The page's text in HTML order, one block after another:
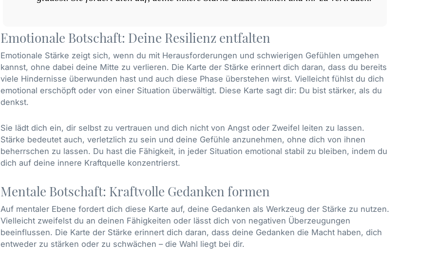
Emotionale Botschaft: Deine Resilienz entfalten
Emotionale Stärke zeigt sich, wenn du mit Herausforderungen und schwierigen Gefühlen umgehen
kannst, ohne dabei deine Mitte zu verlieren. Die Karte der Stärke erinnert dich daran, dass du bereits
viele Hindernisse überwunden hast und auch diese Phase überstehen wirst. Vielleicht fühlst du dich
emotional erschöpft oder von einer Situation überwältigt. Diese Karte sagt dir: Du bist stärker, als du
denkst.
Sie lädt dich ein, dir selbst zu vertrauen und dich nicht von Angst oder Zweifel leiten zu lassen.
Stärke bedeutet auch, verletzlich zu sein und deine Gefühle anzunehmen, ohne dich von ihnen
beherrschen zu lassen. Du hast die Fähigkeit, in jeder Situation emotional stabil zu bleiben, indem du
dich auf deine innere Kraftquelle konzentrierst.
Mentale Botschaft: Kraftvolle Gedanken formen
Auf mentaler Ebene fordert dich diese Karte auf, deine Gedanken als Werkzeug der Stärke zu nutzen.
Vielleicht zweifelst du an deinen Fähigkeiten oder lässt dich von negativen Überzeugungen
beeinflussen. Die Karte der Stärke erinnert dich daran, dass deine Gedanken die Macht haben, dich
entweder zu stärken oder zu schwächen – die Wahl liegt bei dir.